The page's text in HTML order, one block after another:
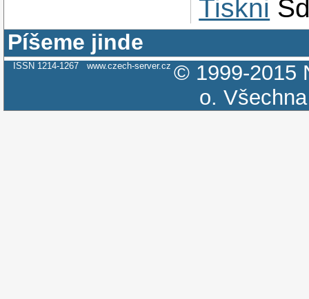
Tiskni
Píšeme jinde
ISSN 1214-1267 www.czech-server.cz © 1999-2015
o.